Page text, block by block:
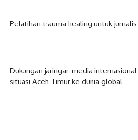
Pelatihan trauma healing untuk
Dukungan jaringan media
situasi Aceh Timur ke dunia global